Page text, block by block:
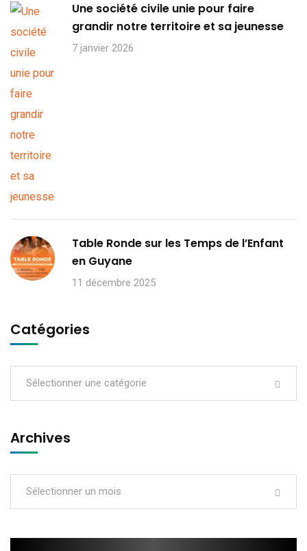
Une société civile unie pour faire
grandir notre territoire et sa jeunesse
7 janvier 2026
Table Ronde sur les Temps de l’Enfant
en Guyane
11 décembre 2025
Catégories
Sélectionner une catégorie
Archives
Sélectionner un mois